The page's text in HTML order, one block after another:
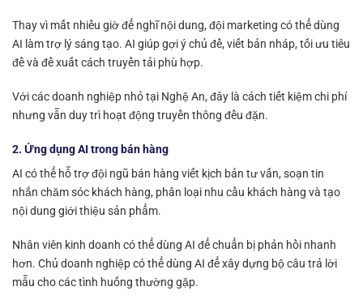
Thay vì mất nhiều giờ để nghĩ nội dung, đội marketing có thể dùng
AI làm trợ lý sáng tạo. AI giúp gợi ý chủ đề, viết bản nháp, tối ưu tiêu
đề và đề xuất cách truyền tải phù hợp.
Với các doanh nghiệp nhỏ tại Nghệ An, đây là cách tiết kiệm chi phí
nhưng vẫn duy trì hoạt động truyền thông đều đặn.
2. Ứng dụng AI trong bán hàng
AI có thể hỗ trợ đội ngũ bán hàng viết kịch bản tư vấn, soạn tin
nhắn chăm sóc khách hàng, phân loại nhu cầu khách hàng và tạo
nội dung giới thiệu sản phẩm.
Nhân viên kinh doanh có thể dùng AI để chuẩn bị phản hồi nhanh
hơn. Chủ doanh nghiệp có thể dùng AI để xây dựng bộ câu trả lời
mẫu cho các tình huống thường gặp.